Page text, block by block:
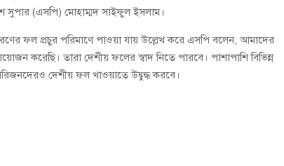
সুপার (এসপি) মোহাম্মদ সাইফুল ইসলাম।
ফল প্রচুর পরিমাণে পাওয়া যায় উল্লেখ করে এসপি বলেন, আমাদের
করেছি। তারা দেশীয় ফলের স্বাদ নিতে পারবে। পাশাপাশি বিভিন্ন
দেশীয় ফল খাওয়াতে উদ্বুদ্ধ করবে।